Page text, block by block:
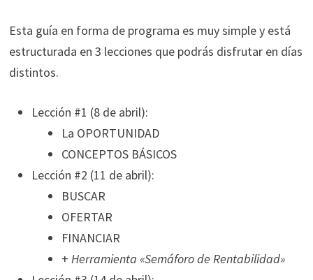
Esta guía en forma de programa es muy simple y está
estructurada en 3 lecciones que podrás disfrutar en días
distintos.
Lección #1 (8 de abril):
La OPORTUNIDAD
CONCEPTOS BÁSICOS
Lección #2 (11 de abril):
BUSCAR
OFERTAR
FINANCIAR
+ Herramienta «Semáforo de Rentabilidad»